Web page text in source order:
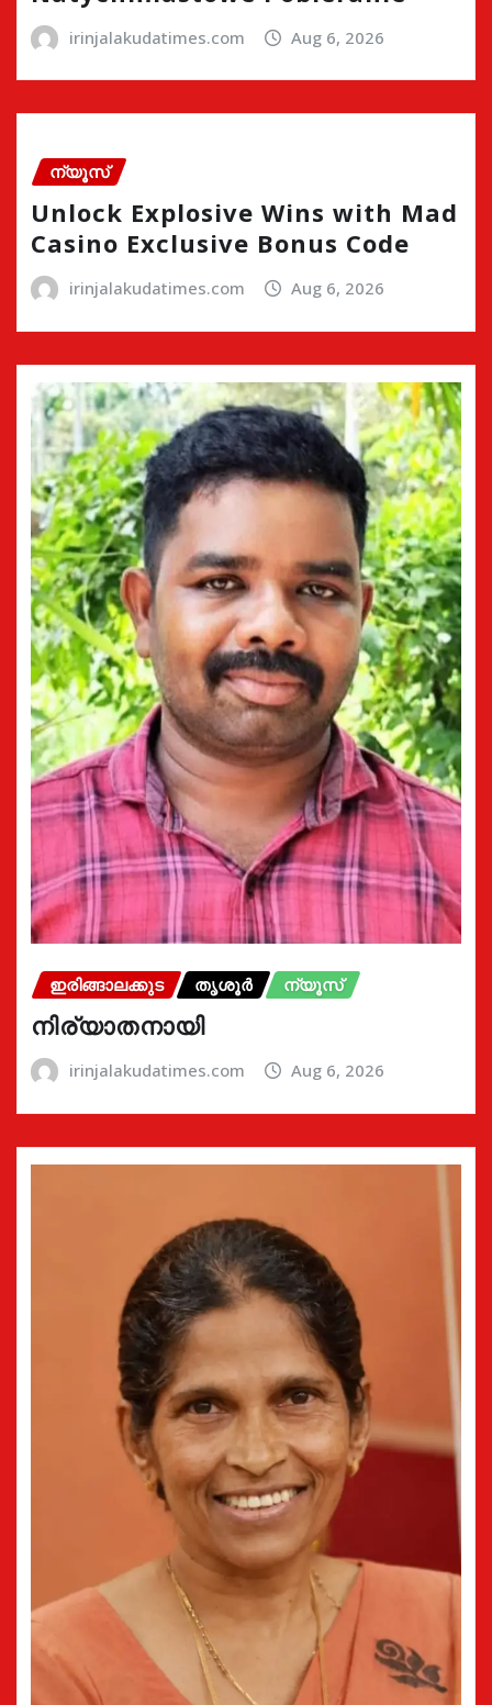
irinjalakudatimes.com Aug 6, 2026
ന്യൂസ്
Unlock Explosive Wins with Mad
Casino Exclusive Bonus Code
irinjalakudatimes.com Aug 6, 2026
ഇരിങ്ങാലക്കുട തൃശൂർ ന്യൂസ്
നിര്യാതനായി
irinjalakudatimes.com Aug 6, 2026